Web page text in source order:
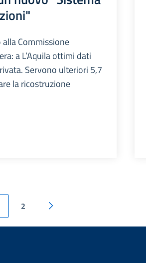
Commissione
a L’Aquila ottimi dati
Servono ulteriori 5,7
la ricostruzione
2